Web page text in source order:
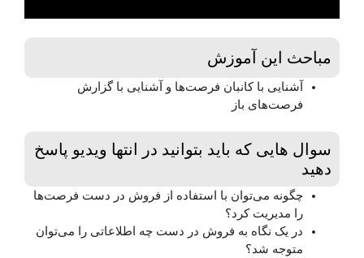
مباحث این آموزش
آشنایی با کانبان فرصت‌ها و آشنایی با گزارش
فرصت‌های باز
سوال هایی که باید بتوانید در انتها ویدیو پاسخ
دهید
چگونه می‌توان با استفاده از فروش در دست فرصت‌ها
را مدیریت کرد؟
در یک نگاه به فروش در دست چه اطلاعاتی را می‌توان
متوجه شد؟